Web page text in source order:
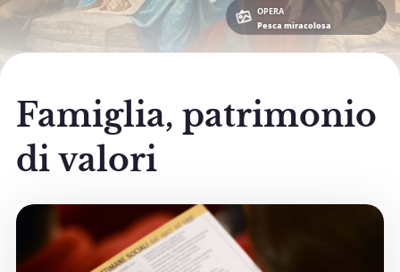
OPERA
Pesca miracolosa
Famiglia, patrimonio
di valori